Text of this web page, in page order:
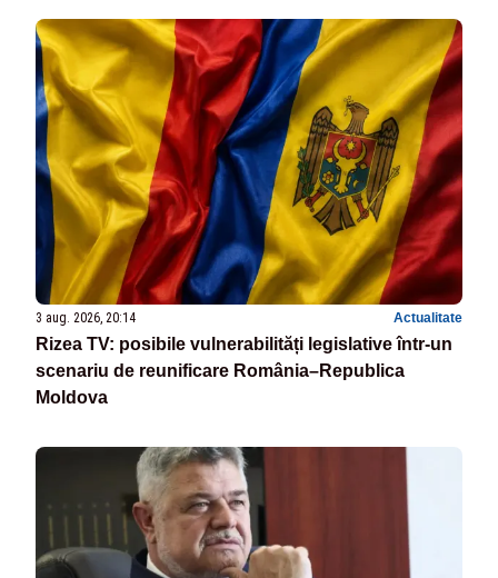
3 aug. 2026, 20:14 Actualitate
Rizea TV: posibile vulnerabilități legislative într-un
scenariu de reunificare România–Republica
Moldova